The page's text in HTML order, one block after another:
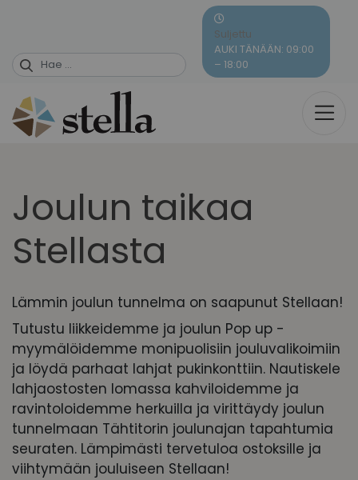
content
Suljettu
AUKI TÄNÄÄN: 09:00
– 18:00
Joulun taikaa
Stellasta
Lämmin joulun tunnelma on saapunut Stellaan!
Tutustu liikkeidemme ja joulun Pop up -
myymälöidemme monipuolisiin jouluvalikoimiin
ja löydä parhaat lahjat pukinkonttiin. Nautiskele
lahjaostosten lomassa kahviloidemme ja
ravintoloidemme herkuilla ja virittäydy joulun
tunnelmaan Tähtitorin joulunajan tapahtumia
seuraten. Lämpimästi tervetuloa ostoksille ja
viihtymään jouluiseen Stellaan!